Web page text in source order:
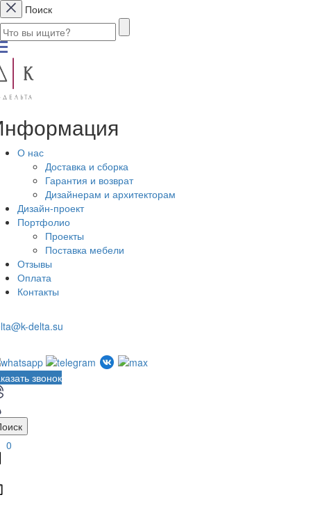
Поиск
О нас
Доставка и сборка
Гарантия и возврат
Дизайнерам и архитекторам
Дизайн-проект
Портфолио
Проекты
Поставка мебели
Отзывы
Оплата
Контакты
delta.su
звонок
0